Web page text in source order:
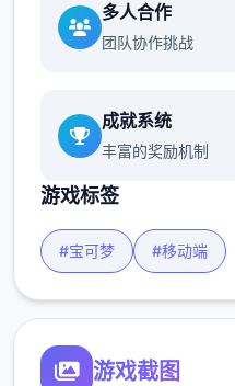
多人合作
团队协作挑战
成就系统
丰富的奖励机制
游戏标签
#宝可梦 #移动端
游戏截图